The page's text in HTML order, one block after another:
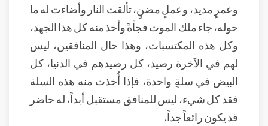
وعمرٍ مديد، وعملٍ مضنٍ، تألقت النار وأضاءت له ما
حوله، جاء ملك الموت فجأةً وأخذ منه كل هذا الجهد،
وكل هذه المكتسبات، وهذا حال المنافقين، ليس
لهم في الآخرة رصيد، كل رصيدهم في الدنيا، كل
البيض في سلةٍ واحدة، فإذا أُخذت منه هذه السلة
فقد كل شيء، ليس للمنافق مستقبل أبداً، له حاضر
قد يكون رائعاً جداً.